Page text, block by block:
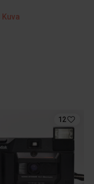
Kuva
12